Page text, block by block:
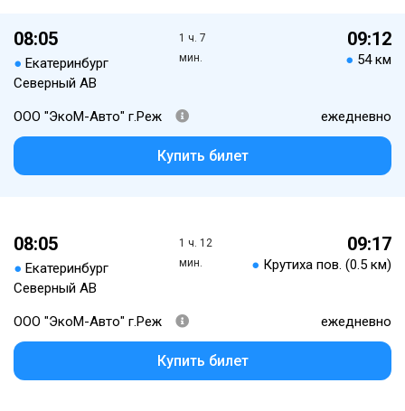
08:05
● Екатеринбург
Северный АВ
1 ч. 7
мин.
09:12
● 54 км
ООО "ЭкоМ-Авто" г.Реж ежедневно
Купить билет
08:05
● Екатеринбург
Северный АВ
1 ч. 12
мин.
09:17
● Крутиха пов. (0.5 км)
ООО "ЭкоМ-Авто" г.Реж ежедневно
Купить билет